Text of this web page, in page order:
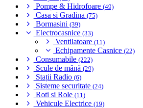
Pompe & Hidrofoare (49)
Casa si Gradina (75)
Bormasini (39)
Electrocasnice (33)
Ventilatoare (11)
Echipamente Casnice (22)
Consumabile (222)
Scule de mână (29)
Stații Radio (6)
Sisteme securitate (24)
Roti si Role (11)
Vehicule Electrice (19)